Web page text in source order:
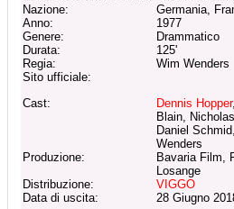
Nazione:
Germania,
Anno:
1977
Genere:
Drammatico
Durata:
125'
Regia:
Wim Wenders
Sito ufficiale:
Cast:
Dennis Hopper
Blain,
Daniel
Wenders
Produzione:
Bavaria Film,
Losange
Distribuzione:
VIGGO
Data di uscita:
28 Giugno